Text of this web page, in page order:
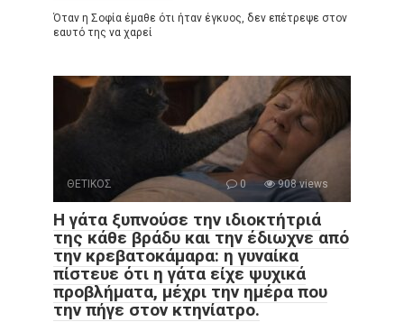
Όταν η Σοφία έμαθε ότι ήταν έγκυος, δεν επέτρεψε στον
εαυτό της να χαρεί
ΘΕΤΙΚΟΣ 0 908 views
Η γάτα ξυπνούσε την ιδιοκτήτριά
της κάθε βράδυ και την έδιωχνε από
την κρεβατοκάμαρα: η γυναίκα
πίστευε ότι η γάτα είχε ψυχικά
προβλήματα, μέχρι την ημέρα που
την πήγε στον κτηνίατρο.